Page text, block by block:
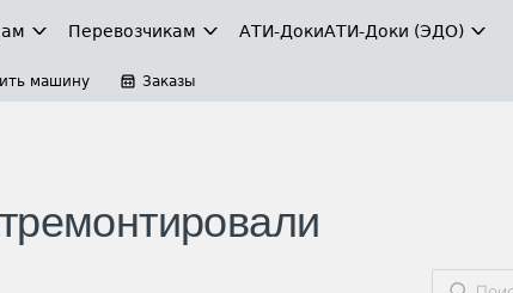
Перевозчикам АТИ-ДокиАТИ-Доки (ЭДО)
машину Заказы